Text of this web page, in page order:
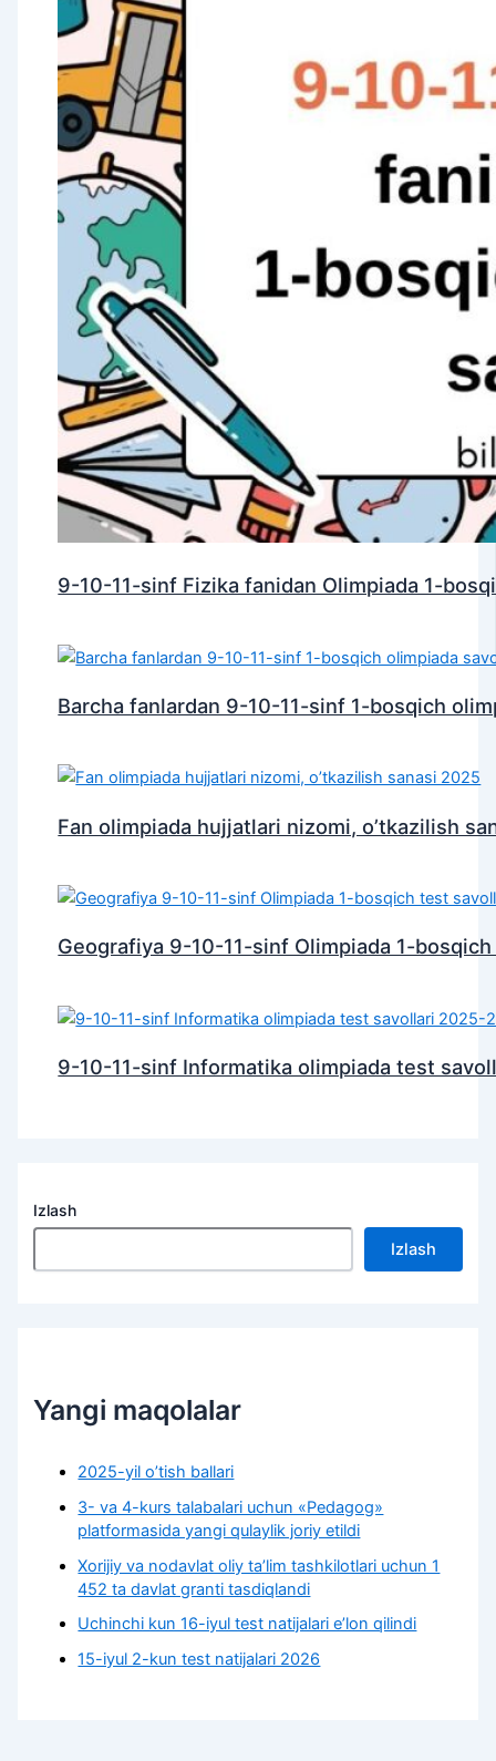
9-10-11-sinf Fizika fanidan Olimpiada 1-
Barcha fanlardan 9-10-11-sinf 1-bosqich
Fan olimpiada hujjatlari nizomi, o’tkazilish
Geografiya 9-10-11-sinf Olimpiada 1-
9-10-11-sinf Informatika olimpiada test
Izlash
Izlash
Yangi maqolalar
2025-yil o’tish ballari
3- va 4-kurs talabalari uchun «Pedagog»
platformasida yangi qulaylik joriy etildi
Xorijiy va nodavlat oliy taʼlim tashkilotlari uchun 1
452 ta davlat granti tasdiqlandi
Uchinchi kun 16-iyul test natijalari e’lon qilindi
15-iyul 2-kun test natijalari 2026